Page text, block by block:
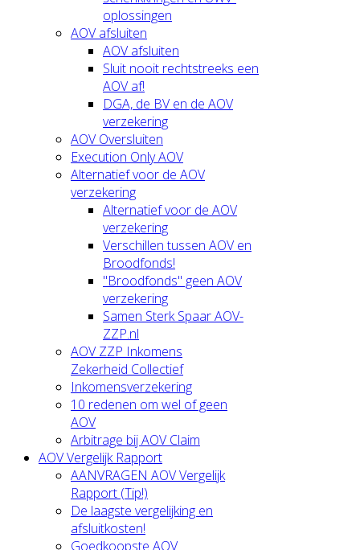
oplossingen
AOV afsluiten
AOV afsluiten
Sluit nooit rechtstreeks een
AOV af!
DGA, de BV en de AOV
verzekering
AOV Oversluiten
Execution Only AOV
Alternatief voor de AOV
verzekering
Alternatief voor de AOV
verzekering
Verschillen tussen AOV en
Broodfonds!
"Broodfonds" geen AOV
verzekering
Samen Sterk Spaar AOV-
ZZP.nl
AOV ZZP Inkomens
Zekerheid Collectief
Inkomensverzekering
10 redenen om wel of geen
AOV
Arbitrage bij AOV Claim
AOV Vergelijk Rapport
AANVRAGEN AOV Vergelijk
Rapport (Tip!)
De laagste vergelijking en
afsluitkosten!
Goedkoopste AOV